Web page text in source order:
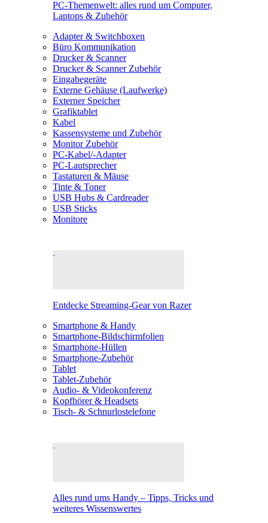
PC-Themenwelt: alles rund um Computer,
Laptops & Zubehör
Adapter & Switchboxen
Büro Kommunikation
Drucker & Scanner
Drucker & Scanner Zubehör
Eingabegeräte
Externe Gehäuse (Laufwerke)
Externer Speicher
Grafiktablet
Kabel
Kassensysteme und Zubehör
Monitor Zubehör
PC-Kabel/-Adapter
PC-Lautsprecher
Tastaturen & Mäuse
Tinte & Toner
USB Hubs & Cardreader
USB Sticks
Monitore
Entdecke Streaming-Gear von Razer
Smartphone & Handy
Smartphone-Bildschirmfolien
Smartphone-Hüllen
Smartphone-Zubehör
Tablet
Tablet-Zubehör
Audio- & Videokonferenz
Kopfhörer & Headsets
Tisch- & Schnurlostelefone
Alles rund ums Handy – Tipps, Tricks und
weiteres Wissenswertes